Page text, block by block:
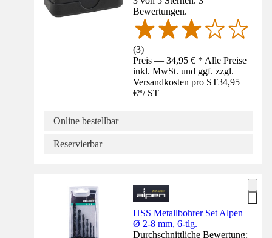
Bewertungen.
(3)
Preis — 34,95 € * Alle Preise
inkl. MwSt. und ggf. zzgl.
Versandkosten pro ST34,95
€*/ ST
Online bestellbar
Reservierbar
HSS Metallbohrer Set Alpen
Ø 2-8 mm, 6-tlg.
Durchschnittliche Bewertung: